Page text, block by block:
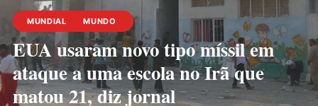
MUNDIAL MUNDO
EUA usaram novo tipo míssil em
ataque a uma escola no Irã que
matou 21, diz jornal